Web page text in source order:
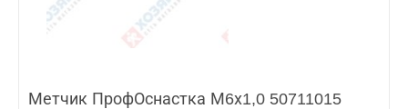
Метчик ПрофОснастка М6х1,0 50711015